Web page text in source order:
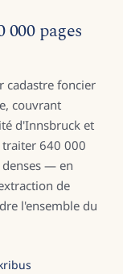
pages
cadastre foncier
couvrant
d'Innsbruck et
traiter 640 000
denses — en
de
l'ensemble du